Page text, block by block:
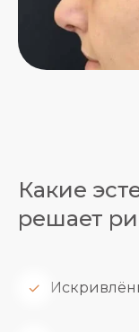
Какие
решает